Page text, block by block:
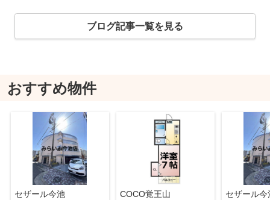
ブログ記事一覧を見る
おすすめ物件
セザール今池
COCO覚王山
セザール今